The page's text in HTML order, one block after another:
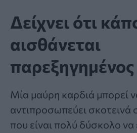
Δείχνει ότι
αισθάνεται
παρεξηγημένος
Μία μαύρη καρδιά μπορεί
αντιπροσωπεύει σκοτεινά
που είναι πολύ δύσκολο